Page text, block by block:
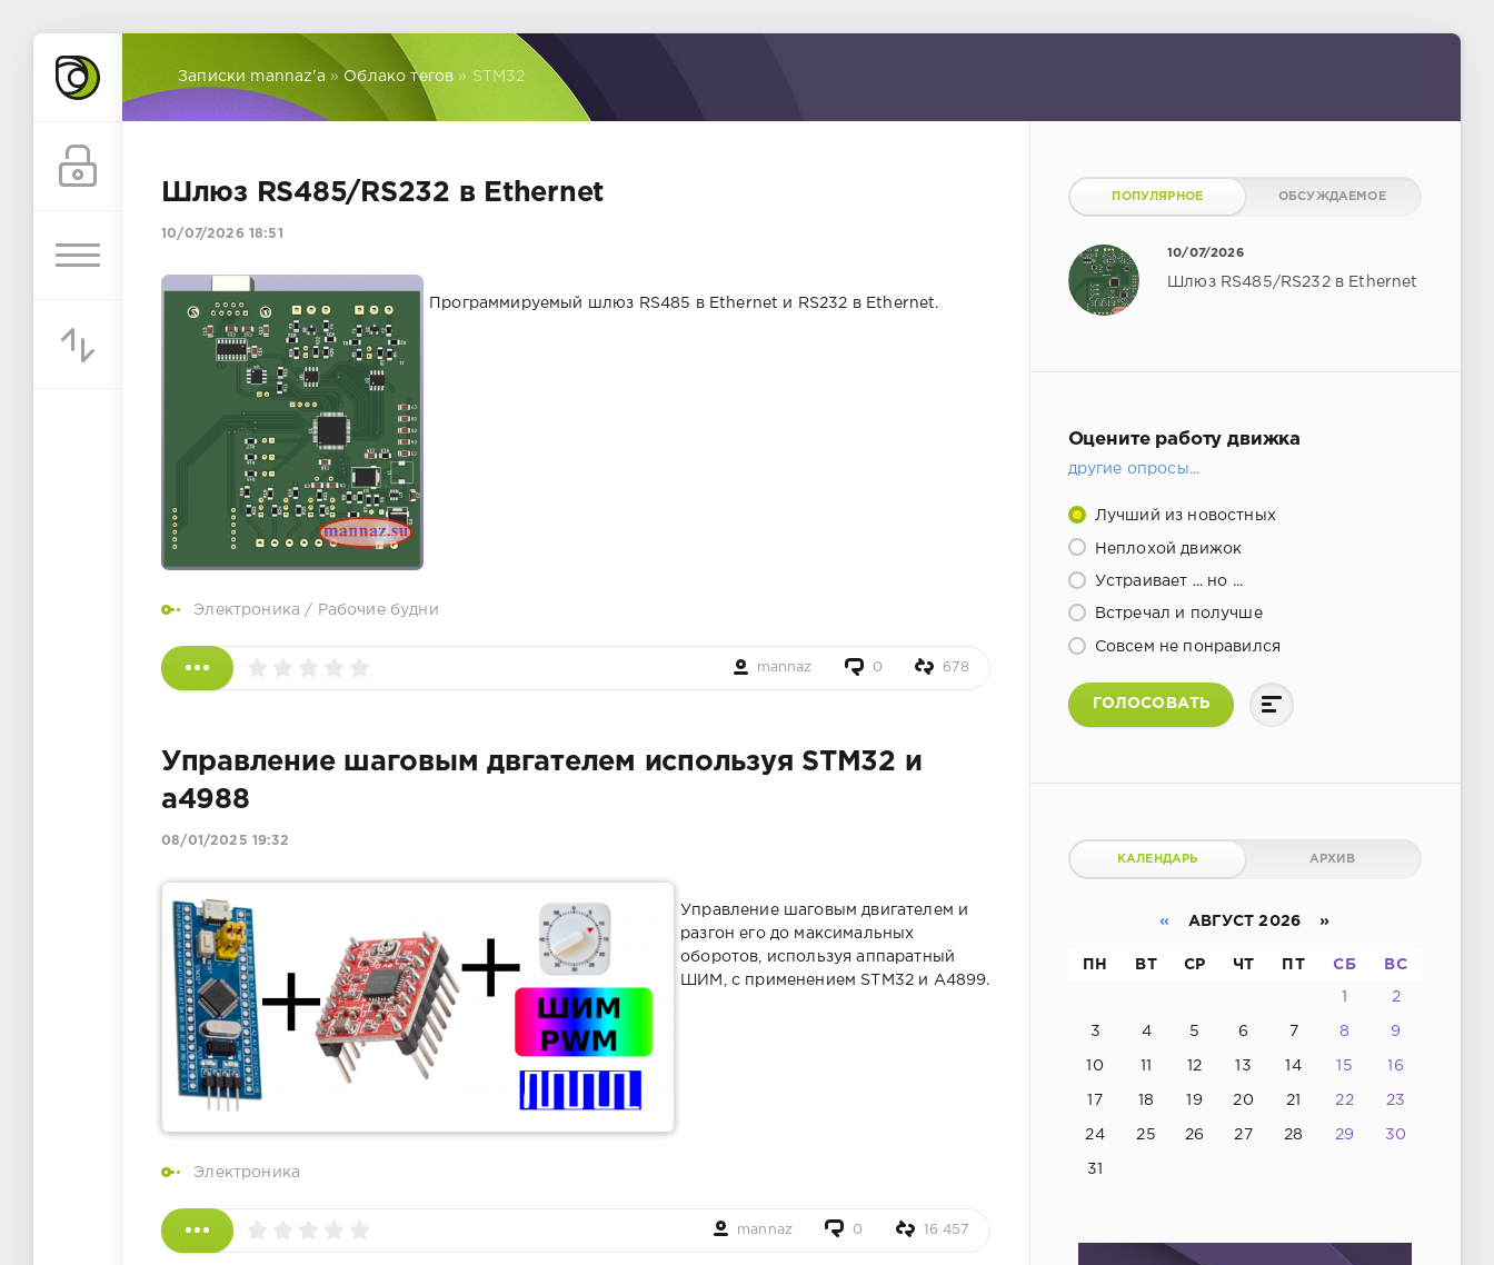
Записки mannaz'a » Облако тегов » STM32
Шлюз RS485/RS232 в Ethernet
10/07/2026 18:51
Программируемый шлюз RS485 в Ethernet и RS232 в Ethernet.
Электроника / Рабочие будни
mannaz 0 678
Управление шаговым двгателем используя STM32 и
a4988
08/01/2025 19:32
Управление шаговым двигателем и
разгон его до максимальных
оборотов, используя аппаратный
ШИМ, с применением STM32 и A4899.
Электроника
mannaz 0 16 457
ПОПУЛЯРНОЕ ОБСУЖДАЕМОЕ
10/07/2026
Шлюз RS485/RS232 в Ethernet
Оцените работу движка
другие опросы...
Лучший из новостных
Неплохой движок
Устраивает ... но ...
Встречал и получше
Совсем не понравился
ГОЛОСОВАТЬ
КАЛЕНДАРЬ АРХИВ
« АВГУСТ 2026 »
ПН ВТ СР ЧТ ПТ СБ ВС
1 2
3 4 5 6 7 8 9
10 11 12 13 14 15 16
17 18 19 20 21 22 23
24 25 26 27 28 29 30
31